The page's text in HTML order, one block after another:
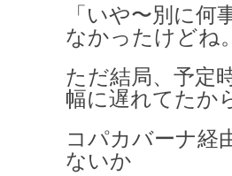
「いや〜別に何
なかったけどね。
ただ結局、予定
幅に遅れてたか
コパカバーナ経
ないか